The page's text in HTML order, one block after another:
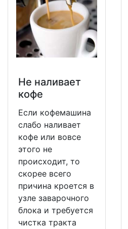
Не наливает
кофе
Если кофемашина
слабо наливает
кофе или вовсе
этого не
происходит, то
скорее всего
причина кроется в
узле заварочного
блока и требуется
чистка тракта